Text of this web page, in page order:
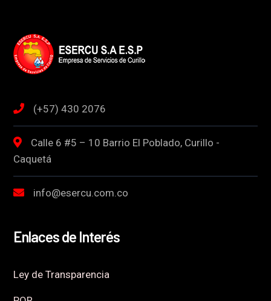
(+57) 430 2076
Calle 6 #5 – 10 Barrio El Poblado, Curillo -
Caquetá
info@esercu.com.co
Enlaces de Interés
Ley de Transparencia